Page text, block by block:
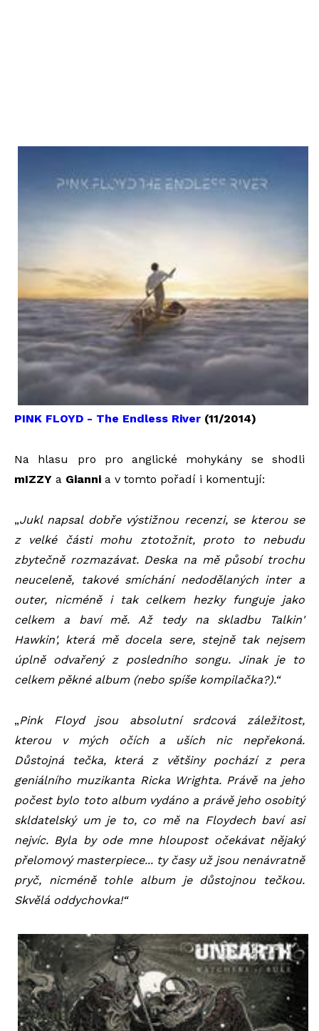
PINK FLOYD - The Endless River (11/2014)
Na hlasu pro pro anglické mohykány se shodli
mIZZY a Gianni a v tomto pořadí i komentují:
„Jukl napsal dobře výstižnou recenzi, se kterou se
z velké části mohu ztotožnit, proto to nebudu
zbytečně rozmazávat. Deska na mě působí trochu
neuceleně, takové smíchání nedodělaných inter a
outer, nicméně i tak celkem hezky funguje jako
celkem a baví mě. Až tedy na skladbu Talkin'
Hawkin', která mě docela sere, stejně tak nejsem
úplně odvařený z posledního songu. Jinak je to
celkem pěkné album (nebo spíše kompilačka?).“
„Pink Floyd jsou absolutní srdcová záležitost,
kterou v mých očích a uších nic nepřekoná.
Důstojná tečka, která z většiny pochází z pera
geniálního muzikanta Ricka Wrighta. Právě na jeho
počest bylo toto album vydáno a právě jeho osobitý
skldatelský um je to, co mě na Floydech baví asi
nejvíc. Byla by ode mne hloupost očekávat nějaký
přelomový masterpiece... ty časy už jsou nenávratně
pryč, nicméně tohle album je důstojnou tečkou.
Skvělá oddychovka!“